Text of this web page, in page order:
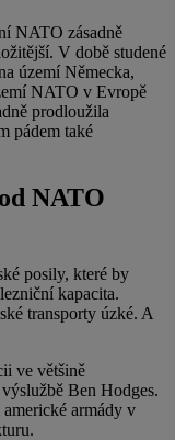
NATO zásadně
V době studené
území Německa,
NATO v Evropě
prodloužila
pádem také
NATO
posily, které by
kapacita.
transporty úzké. A
ve většině
Ben Hodges.
armády v